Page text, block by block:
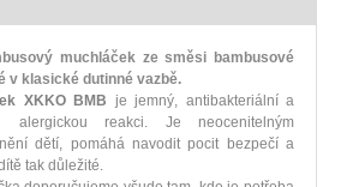
muchláček ze směsi bambusové
v klasické dutinné vazbě.
XKKO BMB je jemný, antibakteriální a
alergickou reakci. Je neocenitelným
dětí, pomáhá navodit pocit bezpečí a
tak důležité.